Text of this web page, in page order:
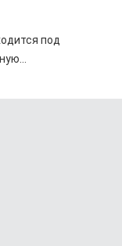
под